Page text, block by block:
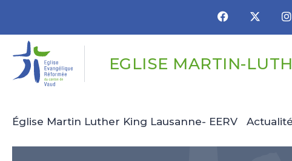
EGLISE MARTIN-
Église Martin Luther King Lausanne- EERV